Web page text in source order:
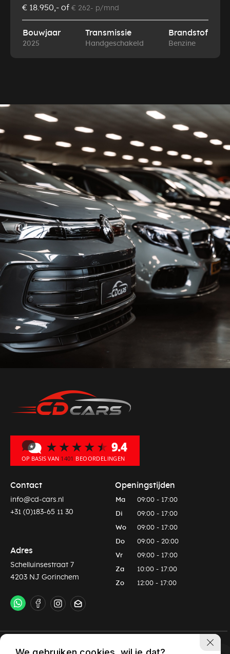
€ 18.950,- of € 262- p/mnd
Bouwjaar
2025
Transmissie
Handgeschakeld
Brandstof
Benzine
Contact
info@cd-cars.nl
+31 (0)183-65 11 30
Adres
Schelluinsestraat 7
4203 NJ Gorinchem
Openingstijden
Ma 09:00 - 17:00
Di 09:00 - 17:00
Wo 09:00 - 17:00
Do 09:00 - 20:00
Vr 09:00 - 17:00
Za 10:00 - 17:00
Zo 12:00 - 17:00
Privacy policy Algemene voorwaarden